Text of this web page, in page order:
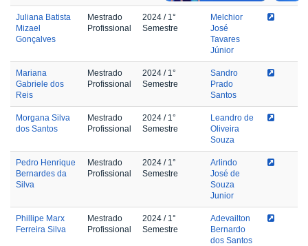
Juliana Batista
Mizael
Gonçalves
Mestrado
Profissional
2024 / 1°
Semestre
Melchior
José
Tavares
Júnior
Mariana
Gabriele dos
Reis
Mestrado
Profissional
2024 / 1°
Semestre
Sandro
Prado
Santos
Morgana Silva
dos Santos
Mestrado
Profissional
2024 / 1°
Semestre
Leandro de
Oliveira
Souza
Pedro Henrique
Bernardes da
Silva
Mestrado
Profissional
2024 / 1°
Semestre
Arlindo
José de
Souza
Junior
Phillipe Marx
Ferreira Silva
Mestrado
Profissional
2024 / 1°
Semestre
Adevailton
Bernardo
dos Santos